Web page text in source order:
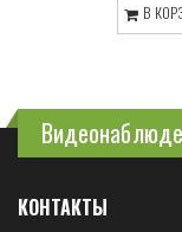
В
КОНТАКТЫ